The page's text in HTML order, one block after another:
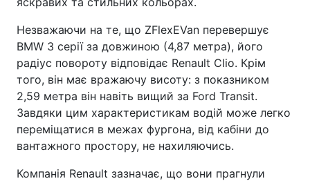
Незважаючи на те, що ZFlexEVan перевершує
BMW 3 серії за довжиною (4,87 метра), його
радіус повороту відповідає Renault Clio. Крім
того, він має вражаючу висоту: з показником
2,59 метра він навіть вищий за Ford Transit.
Завдяки цим характеристикам водій може легко
переміщатися в межах фургона, від кабіни до
вантажного простору, не нахиляючись.
Компанія Renault зазначає, що вони прагнули